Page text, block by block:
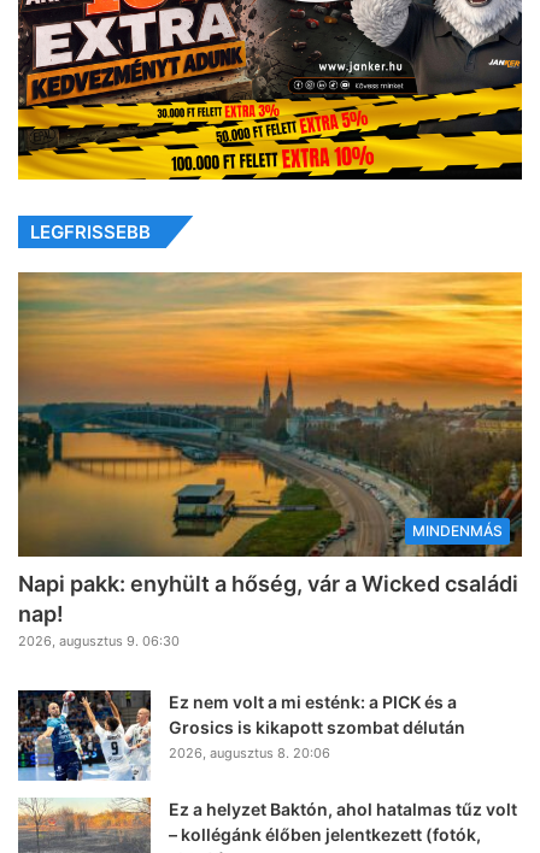
LEGFRISSEBB
MINDENMÁS
Napi pakk: enyhült a hőség, vár a Wicked családi
nap!
2026, augusztus 9. 06:30
Ez nem volt a mi esténk: a PICK és a
Grosics is kikapott szombat délután
2026, augusztus 8. 20:06
Ez a helyzet Baktón, ahol hatalmas tűz volt
– kollégánk élőben jelentkezett (fotók,